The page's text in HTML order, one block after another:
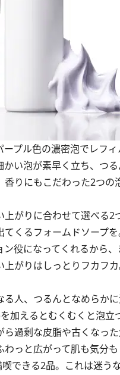
プル色の濃密泡でレフィ
い泡が素早く立ち、つる
香りにもこだわった2つの
がりに合わせて選べる
くるフォームドソープ
役になってくれるから
がりはしっとりフカフ
人、つるんとなめらか
加えるとむくむくと泡
ら過剰な皮脂や古くなっ
っと広がって肌も気分
できる2品。これは迷う